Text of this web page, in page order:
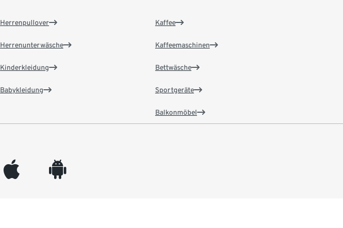
Herrenpullover
Herrenunterwäsche
Kinderkleidung
Babykleidung
Kaffee
Kaffeemaschinen
Bettwäsche
Sportgeräte
Balkonmöbel
appleinc android